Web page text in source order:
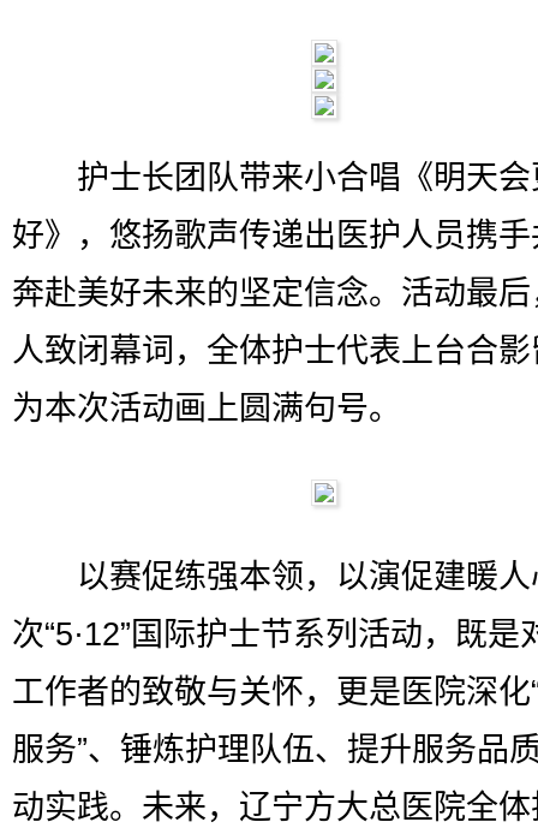
护士长团队带来小合唱《明天会
好》，悠扬歌声传递出医护人员携
奔赴美好未来的坚定信念。活动最
人致闭幕词，全体护士代表上台合
为本次活动画上圆满句号。
以赛促练强本领，以演促建暖人
次“5·12”国际护士节系列活动，既是
工作者的致敬与关怀，更是医院深化
服务”、锤炼护理队伍、提升服务品
动实践。未来，辽宁方大总医院全